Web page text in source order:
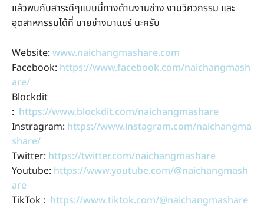
แล้วพบกับสาระดีๆแบบนี้ทางด้านงานช่าง งานวิศวกรรม และ
อุตสาหกรรมได้ที่ นายช่างมาแชร์ นะครับ
Website: www.naichangmashare.com
Facebook: https://www.facebook.com/naichangmash
are/
Blockdit
: https://www.blockdit.com/naichangmashare
Instragram: https://www.instagram.com/naichangma
share/
Twitter: https://twitter.com/naichangmashare
Youtube: https://www.youtube.com/@naichangmash
are
TikTok : https://www.tiktok.com/@naichangmashare